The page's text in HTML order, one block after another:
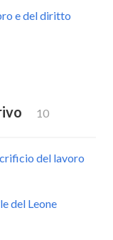
e del diritto
10
del lavoro
del Leone